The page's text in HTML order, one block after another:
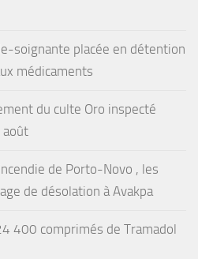
soignante placée en détention
médicaments
du culte Oro inspecté
de Porto-Novo , les
de désolation à Avakpa
400 comprimés de Tramadol